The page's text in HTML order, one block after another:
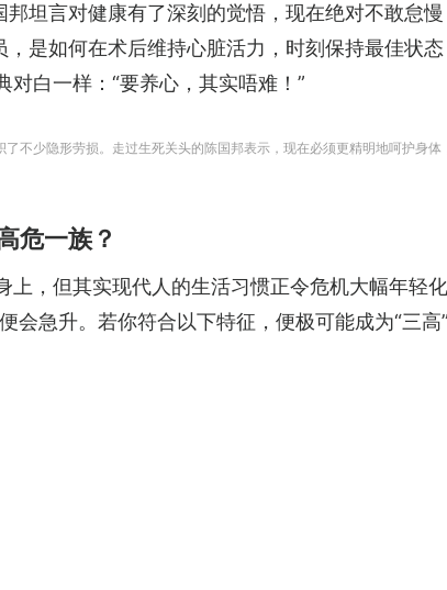
坦言对健康有了深刻的觉悟，现在绝对不敢怠慢
是如何在术后维持心脏活力，时刻保持最佳状态
白一样：“要养心，其实唔难！”
不少隐形劳损。走过生死关头的陈国邦表示，现在必须更精明地呵护身体
危一族？
，但其实现代人的生活习惯正令危机大幅年轻化
会急升。若你符合以下特征，便极可能成为“三高